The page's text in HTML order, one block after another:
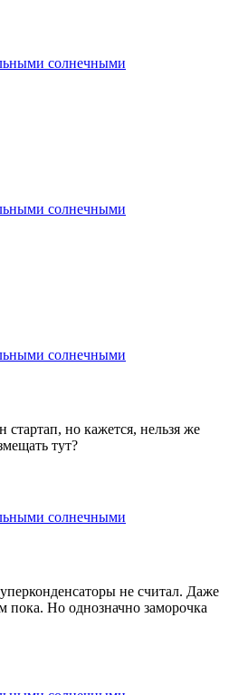
солнечными
солнечными
солнечными
но кажется, нельзя же
тут?
солнечными
не считал. Даже
пока. Но однозначно заморочка